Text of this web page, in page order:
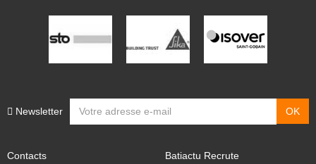
Newsletter
Contacts Batiactu Recrute